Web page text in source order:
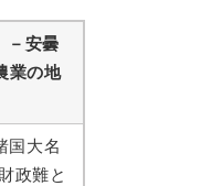
安曇
業の地
国大名
政難と